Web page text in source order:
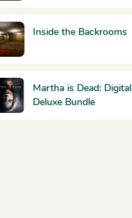
Inside the Backrooms
Martha is Dead: Digital
Deluxe Bundle